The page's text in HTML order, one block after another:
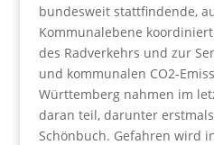
bundesweit stattfindende,
Kommunalebene
des Radverkehrs und zur
und kommunalen CO2-
Württemberg nahmen im
daran teil, darunter
Schönbuch. Gefahren wird